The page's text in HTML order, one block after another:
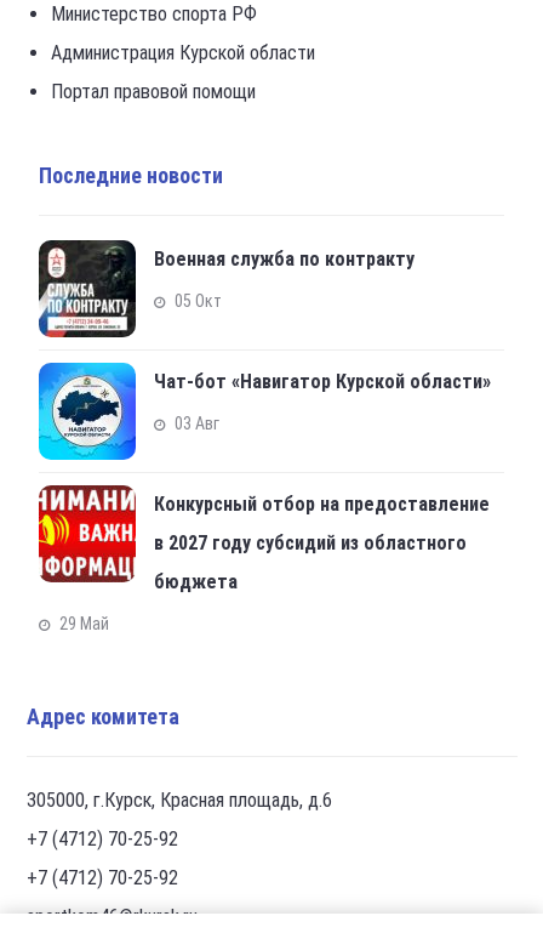
Министерство спорта РФ
Администрация Курской области
Портал правовой помощи
Последние новости
Военная служба по контракту
05 Окт
Чат-бот «Навигатор Курской области»
03 Авг
Конкурсный отбор на предоставление
в 2027 году субсидий из областного
бюджета
29 Май
Адрес комитета
305000, г.Курск, Красная площадь, д.6
+7 (4712) 70-25-92
+7 (4712) 70-25-92
sportkom46@rkursk.ru